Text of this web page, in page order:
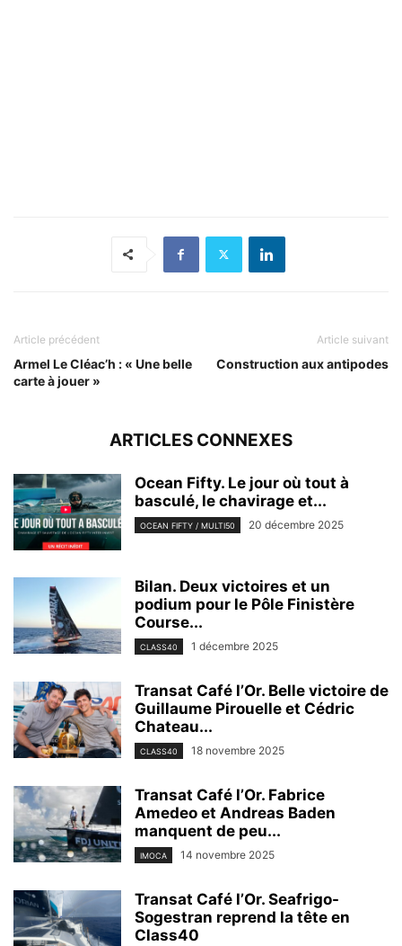
Article précédent
Armel Le Cléac’h : « Une belle
carte à jouer »
Article suivant
Construction aux antipodes
ARTICLES CONNEXES
Ocean Fifty. Le jour où tout à
basculé, le chavirage et...
OCEAN FIFTY / MULTI50 20 décembre 2025
Bilan. Deux victoires et un
podium pour le Pôle Finistère
Course...
CLASS40 1 décembre 2025
Transat Café l’Or. Belle victoire de
Guillaume Pirouelle et Cédric
Chateau...
CLASS40 18 novembre 2025
Transat Café l’Or. Fabrice
Amedeo et Andreas Baden
manquent de peu...
IMOCA 14 novembre 2025
Transat Café l’Or. Seafrigo-
Sogestran reprend la tête en
Class40